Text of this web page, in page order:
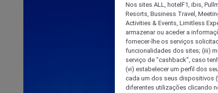
Nos sites ALL, hotelF1, ibis,
Resorts, Business Travel,
Activities & Events, Limitless
armazenar ou aceder a
fornecer-lhe os serviços
funcionalidades dos sites; (iii)
serviço de "cashback", caso
(vi) estabelecer um perfil dos
cada um dos seus dispositivos
diferentes utilizações clicando